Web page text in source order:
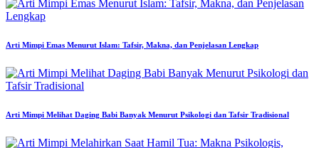
Arti Mimpi Emas Menurut Islam: Tafsir, Makna, dan Penjelasan Lengkap
Arti Mimpi Melihat Daging Babi Banyak Menurut Psikologi dan Tafsir Tradisional